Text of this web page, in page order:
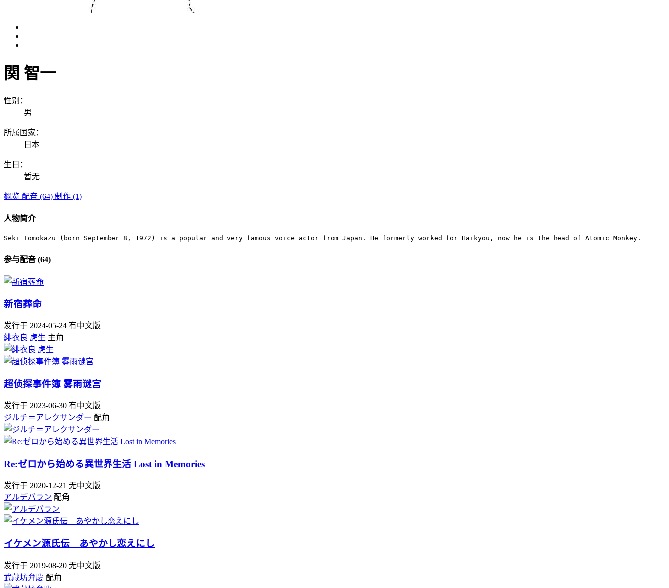
関 智一
性别：
男
所属国家：
日本
生日：
暂无
概览 配音 (64) 制作 (1)
人物简介
Seki Tomokazu (born September 8, 1972) is a popular and very famous voice actor from Japan. He formerly worked for Haikyou, now he is the head of Atomic Monkey.
参与配音 (64)
新宿葬命
发行于 2024-05-24 有中文版
緋衣良 虎生 主角
超侦探事件簿 雾雨谜宫
发行于 2023-06-30 有中文版
ジルチ＝アレクサンダー 配角
Re:ゼロから始める異世界生活 Lost in Memories
发行于 2020-12-21 无中文版
アルデバラン 配角
イケメン源氏伝 あやかし恋えにし
发行于 2019-08-20 无中文版
武蔵坊弁慶 配角